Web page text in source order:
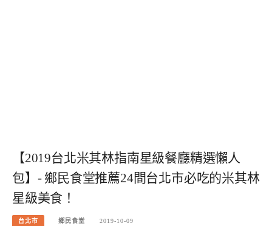
【2019台北米其林指南星級餐廳精選懶人
包】- 鄉民食堂推薦24間台北市必吃的米其林
星級美食！
台北市 鄉民食堂 2019-10-09